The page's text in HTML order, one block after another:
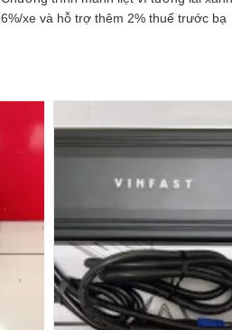
6%/xe và hỗ trợ thêm 2% thuế trước bạ